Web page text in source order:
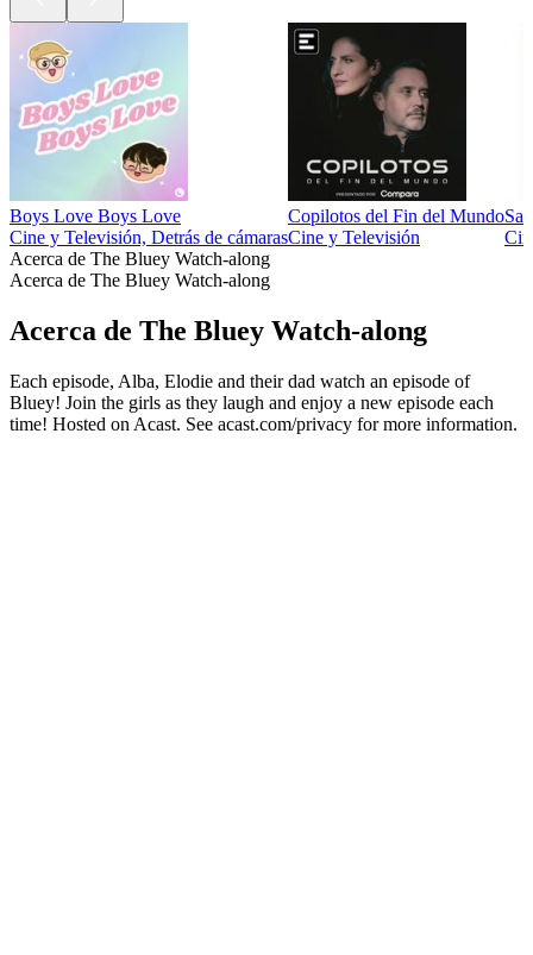
Boys Love Boys Love
Cine y Televisión, Detrás de cámaras
Copilotos del Fin del Mundo
Cine y Televisión
Acerca de The Bluey Watch-along
Acerca de The Bluey Watch-along
Acerca de The Bluey Watch-along
Each episode, Alba, Elodie and their dad watch an episode of
Bluey! Join the girls as they laugh and enjoy a new episode each
time! Hosted on Acast. See acast.com/privacy for more information.